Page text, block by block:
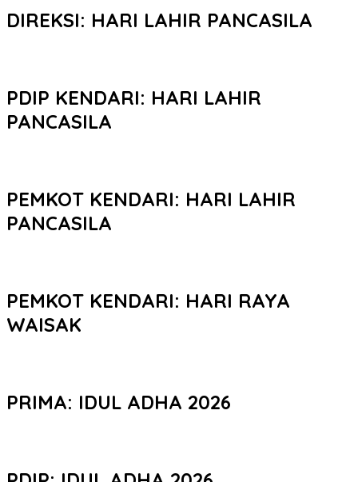
DIREKSI: HARI LAHIR PANCASILA
PDIP KENDARI: HARI LAHIR
PANCASILA
PEMKOT KENDARI: HARI LAHIR
PANCASILA
PEMKOT KENDARI: HARI RAYA
WAISAK
PRIMA: IDUL ADHA 2026